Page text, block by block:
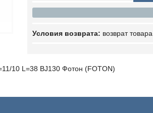
возврат
10 L=38 BJ130 Фотон (FOTON)